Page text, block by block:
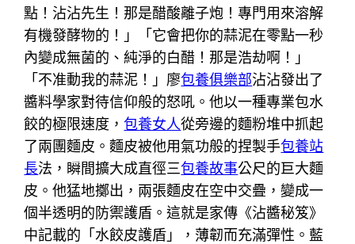
點！沾沾先生！那是醋酸離子炮！專門用來溶解
有機發酵物的！」「它會把你的蒜泥在零點一秒
內變成無菌的、純淨的白醋！那是浩劫啊！」
「不准動我的蒜泥！」廖包養俱樂部沾沾發出了
醬料學家對待信仰般的怒吼。他以一種專業包水
餃的極限速度，包養女人從旁邊的麵粉堆中抓起
了兩團麵皮。麵皮被他用氣功般的捏製手包養站
長法，瞬間擴大成直徑三包養故事公尺的巨大麵
皮。他猛地擲出，兩張麵皮在空中交疊，變成一
個半透明的防禦護盾。這就是家傳《沾醬秘笈》
中記載的「水餃皮護盾」，薄韌而充滿彈性。藍